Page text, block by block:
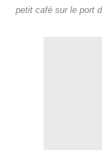
petit café sur le port